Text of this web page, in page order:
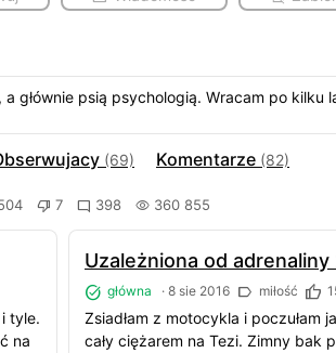
głównie psią psychologią. Wracam po kilku
(69) Komentarze (82)
7 398 360 855
tyle.
na
Uzależniona od adrenaliny
główna · 8 sie 2016 miłość
Zsiadłam z motocykla i poczułam
cały ciężarem na Tezi. Zimny bak